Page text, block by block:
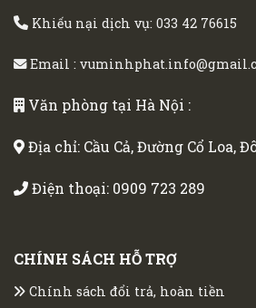
Khiếu nại dịch vụ: 033 42 76615
Email :
Văn phòng tại Hà Nội :
Địa chỉ: Cầu Cả, Đường Cổ Loa,
Điện thoại: 0909 723 289
CHÍNH SÁCH HỖ TRỢ
Chính sách đổi trả, hoàn tiền